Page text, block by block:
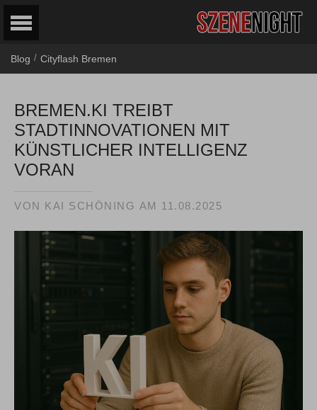
Blog / Cityflash Bremen
BREMEN.KI TREIBT
STADTINNOVATIONEN MIT
KÜNSTLICHER INTELLIGENZ
VORAN
VON KAI SCHÖNING AM 11.08.2025